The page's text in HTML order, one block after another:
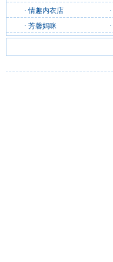
·情趣内衣店 ·
· 芳馨妈咪 ·